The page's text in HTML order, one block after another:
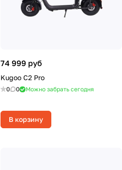
74 999 руб
Kugoo C2 Pro
0 0 Можно забрать сегодня
В корзину